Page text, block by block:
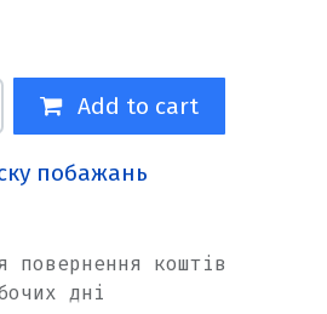
Add to cart
побажань
повернення коштів
дні